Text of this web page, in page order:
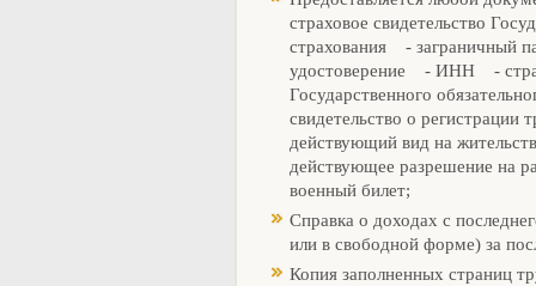
страховое свидетельство
страхования - заграничный
удостоверение - ИНН -
Государственного
свидетельство о
действующий вид на
действующее разрешение на
военный билет;
Справка о доходах с
или в свободной форме) за
Копия заполненных страниц